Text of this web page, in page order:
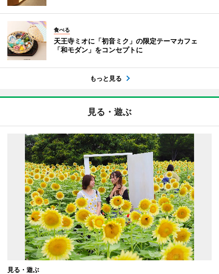
食べる
天王寺ミオに「初音ミク」の限定テーマカフェ
「和モダン」をコンセプトに
もっと見る
見る・遊ぶ
見る・遊ぶ